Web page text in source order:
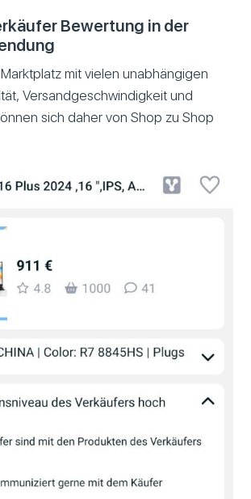
Bewertung in der
mit vielen unabhängigen
Versandgeschwindigkeit und
sich daher von Shop zu Shop